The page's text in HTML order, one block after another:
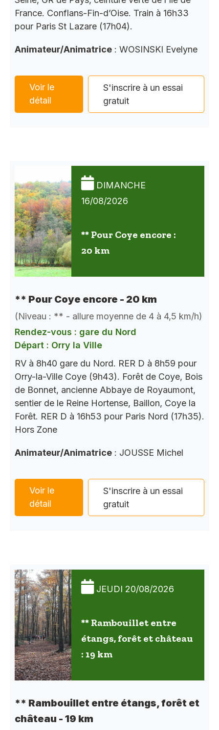
France. Conflans-Fin-d’Oise. Train à 16h33
pour Paris St Lazare (17h04).
Animateur/Animatrice : WOSINSKI Evelyne
Voir le
détail
S'inscrire à un essai
gratuit
DIMANCHE
16/08/2026
** Pour Coye encore :
20 km
** Pour Coye encore - 20 km
(Niveau : ** - allure moyenne de 4 à 4,5 km/h)
Rendez-vous : gare du Nord
Départ : Orry la Ville
RV à 8h40 gare du Nord. RER D à 8h59 pour
Orry-la-Ville Coye (9h43). Forêt de Coye, Bois
de Bonnet, ancienne Abbaye de Royaumont,
sentier de le Reine Hortense, Baillon, Coye la
Forêt. RER D à 16h53 pour Paris Nord (17h35).
Hors Zone
Animateur/Animatrice : JOUSSE Michel
Voir le
détail
S'inscrire à un essai
gratuit
JEUDI 20/08/2026
** Rambouillet entre
étangs, forêt et château
: 19 km
** Rambouillet entre étangs, forêt et
château - 19 km